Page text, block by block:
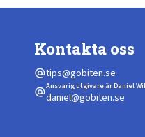
Kontakta oss
alternate_emailtips@gobiten.se
alternate_email
Ansvarig utgivare är Daniel
daniel@gobiten.se